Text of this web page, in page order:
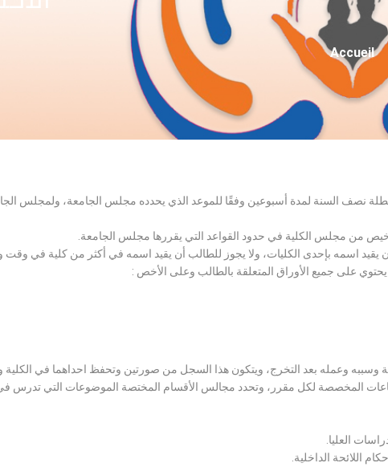
Fil
Accueil
نصف السنة لمدة أسبوعين وفقًا للموعد الذي يحدده مجلس الجامعة، ولمجلس
من مجلس الكلية في حدود القواعد التي يقررها مجلس الجامعة.
يقيد اسمه بإحدى الكليات، ولا يجوز للطالب أن يقيد اسمه في أكثر من كلية في وقت
على جميع الأوراق المتعلقة بالطالب وعلى الأخص :
وعمله بعد التخرج، ويتكون هذا السجل من صورتين وتحفظ احداهما في الكلية
المخصصة لكل مقرر، وتحدد مجالس الأقسام المختصة الموضوعات التي تدرس
العليا.
اللائحة الداخلية.